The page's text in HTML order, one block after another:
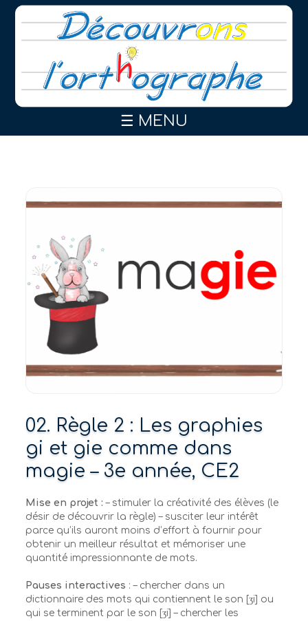
☰ MENU
02. Règle 2 : Les graphies
gi et gie comme dans
magie – 3e année, CE2
Mise en projet : – stimuler la créativité des élèves (le
désir de découvrir la règle) – susciter leur intérêt
parce qu’ils auront moins d’effort à fournir pour
obtenir un meilleur résultat et mémoriser une
quantité impressionnante de mots.
Pauses interactives : – chercher dans un
dictionnaire des mots qui contiennent le son [ʒi] ou
qui se terminent par le son [ʒi] – chercher les